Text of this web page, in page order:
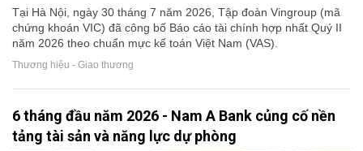
Tại Hà Nội, ngày 30 tháng 7 năm 2026, Tập đoàn Vingroup (mã
chứng khoán VIC) đã công bố Báo cáo tài chính hợp nhất Quý II
năm 2026 theo chuẩn mực kế toán Việt Nam (VAS).
Thương hiệu - Giao thương
6 tháng đầu năm 2026 - Nam A Bank củng cố nền
tảng tài sản và năng lực dự phòng